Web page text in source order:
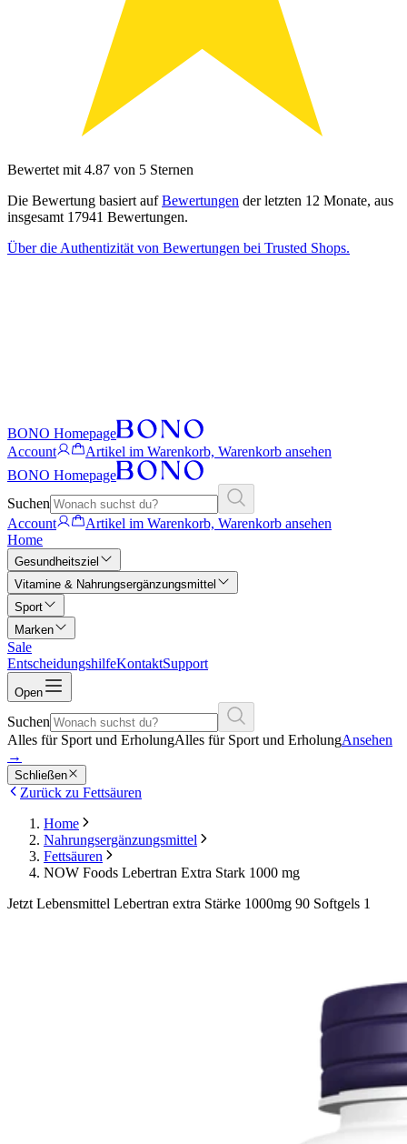
Bewertet mit 4.87 von 5 Sternen
Die Bewertung basiert aufBewertungen der letzten 12 Monate, aus
insgesamt 17941 Bewertungen.
Über die Authentizität von Bewertungen bei Trusted Shops.
BONO Homepage
Account
Artikel im Warenkorb, Warenkorb ansehen
BONO Homepage
Suchen
Account
Artikel im Warenkorb, Warenkorb ansehen
Home
Gesundheitsziel
Vitamine & Nahrungsergänzungsmittel
Sport
Marken
Sale
EntscheidungshilfeKontaktSupport
Open
Suchen
Alles für Sport und ErholungAlles für Sport und ErholungAnsehen
→
Schließen
Zurück zu Fettsäuren
Home
Nahrungsergänzungsmittel
Fettsäuren
NOW Foods Lebertran Extra Stark 1000 mg
Jetzt Lebensmittel Lebertran extra Stärke 1000mg 90 Softgels 1